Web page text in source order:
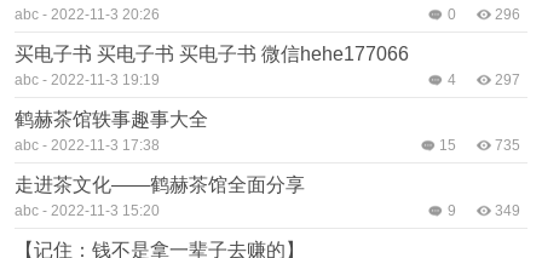
abc - 2022-11-3 20:26 296
0
买电子书 买电子书 买电子书 微信hehe177066
abc - 2022-11-3 19:19 297
4
鹤赫茶馆轶事趣事大全
abc - 2022-11-3 17:38 735
15
走进茶文化——鹤赫茶馆全面分享
abc - 2022-11-3 15:20 349
9
【记住：钱不是拿一辈子去赚的】